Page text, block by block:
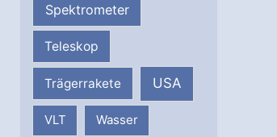
Spektrometer
Teleskop
Trägerrakete USA
VLT Wasser